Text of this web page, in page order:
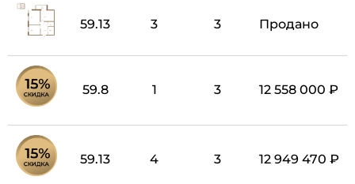
59.13 3 3 Продано
59.8 1 3 12 558 000 ₽
59.13 4 3 12 949 470 ₽